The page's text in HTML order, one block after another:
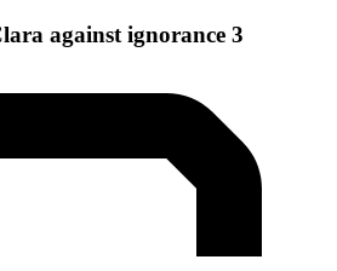
against ignorance 3